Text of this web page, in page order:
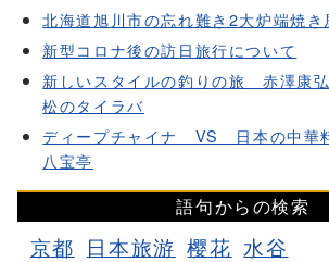
北海道旭川市の忘れ難き2大炉端焼き
新型コロナ後の訪日旅行について
新しいスタイルの釣りの旅 赤澤康
松のタイラバ
ディープチャイナ VS 日本の中
八宝亭
語句からの検索
京都 日本旅游 樱花 水谷